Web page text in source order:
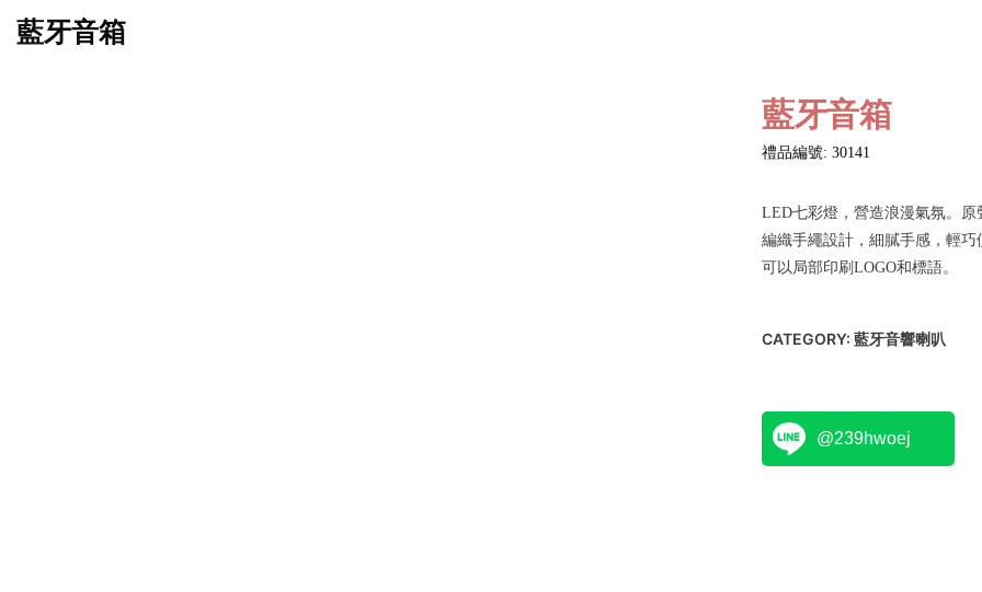
藍牙音箱
藍牙音箱
禮品編號: 30141
LED七彩燈，營造浪漫氣氛。
編織手繩設計，細膩手感，輕巧
可以局部印刷LOGO和標語。
CATEGORY:藍牙音響喇叭
@239hwoej